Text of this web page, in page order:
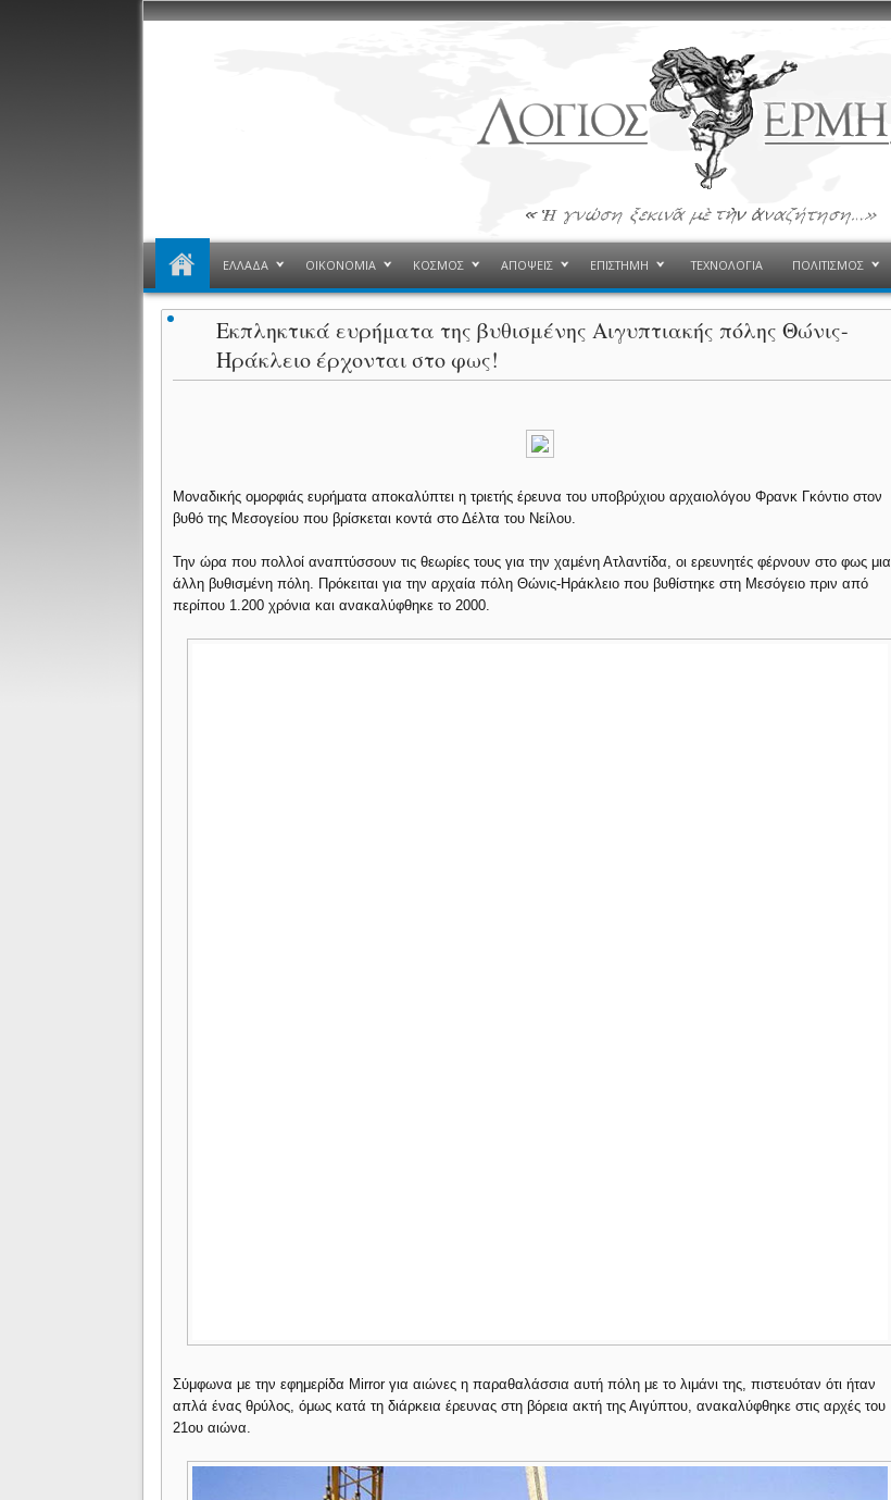
ΕΛΛΑΔΑ ΟΙΚΟΝΟΜΙΑ ΚΟΣΜΟΣ ΑΠΟΨΕΙΣ ΕΠΙΣΤΗΜΗ ΤΕΧΝΟΛΟΓΙΑ ΠΟΛΙΤΙΣΜΟΣ
Εκπληκτικά ευρήματα της βυθισμένης Αιγυπτιακής πόλης Θώνις-
Ηράκλειο έρχονται στο φως!
Μοναδικής ομορφιάς ευρήματα αποκαλύπτει η τριετής έρευνα του υποβρύχιου αρχαιολόγου Φρανκ Γκόντιο στον
βυθό της Μεσογείου που βρίσκεται κοντά στο Δέλτα του Νείλου.
Την ώρα που πολλοί αναπτύσσουν τις θεωρίες τους για την χαμένη Ατλαντίδα, οι ερευνητές φέρνουν στο φως μια
άλλη βυθισμένη πόλη. Πρόκειται για την αρχαία πόλη Θώνις-Ηράκλειο που βυθίστηκε στη Μεσόγειο πριν από
περίπου 1.200 χρόνια και ανακαλύφθηκε το 2000.
Σύμφωνα με την εφημερίδα Mirror για αιώνες η παραθαλάσσια αυτή πόλη με το λιμάνι της, πιστευόταν ότι ήταν
απλά ένας θρύλος, όμως κατά τη διάρκεια έρευνας στη βόρεια ακτή της Αιγύπτου, ανακαλύφθηκε στις αρχές του
21ου αιώνα.